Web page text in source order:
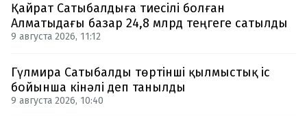
Қайрат Сатыбалдыға тиесілі болған
Алматыдағы базар 24,8 млрд теңгеге сатылды
9 августа 2026, 11:12
Гүлмира Сатыбалды төртінші қылмыстық іс
бойынша кінәлі деп танылды
9 августа 2026, 10:40